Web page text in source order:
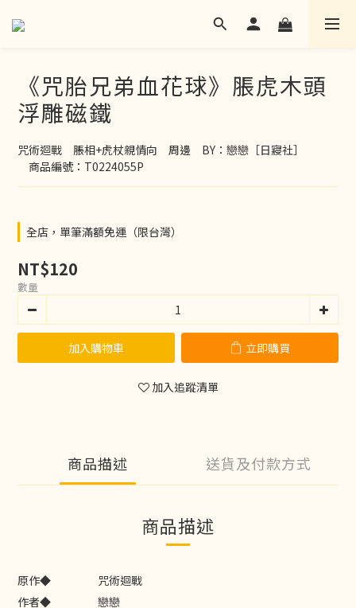
《咒胎兄弟血花球》脹虎木頭
浮雕磁鐵
咒術迴戰　脹相+虎杖親情向　周邊　BY：戀戀［日寢社］
商品編號：T0224055P
全店，單筆滿額免運（限台灣）
NT$120
數量
加入購物車 立即購買
加入追蹤清單
商品描述 送貨及付款方式
商品描述
原作◆
咒術迴戰
作者◆
戀戀